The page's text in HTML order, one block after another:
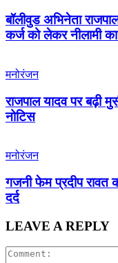
बॉलीवुड अभिनेता
कर्ज को लेकर नीलामी
मनोरंजन
राजपाल यादव पर बढ़ी
नोटिस
मनोरंजन
गजनी फेम प्रदीप रावत
दर्द
LEAVE A REPLY